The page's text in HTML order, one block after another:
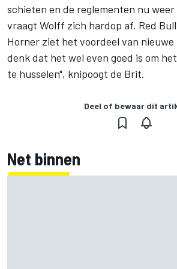
schieten en de reglementen nu weer
vraagt Wolff zich hardop af. Red
Horner ziet het voordeel van nieuwe
denk dat het wel even goed is om
te husselen", knipoogt de Brit.
Deel of bewaar dit
Net binnen